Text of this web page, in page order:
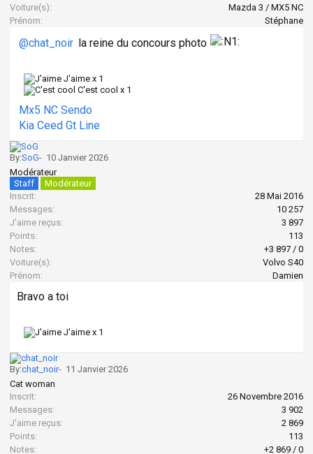
Voiture(s):
Mazda 3 / MX5 NC
Prénom:
Stéphane
@chat_noir la reine du concours photo
J'aime x 1
C'est cool x 1
Mx5 NC Sendo
Kia Ceed Gt Line
By:SoG- 10 Janvier 2026
Modérateur
Staff
Modérateur
Inscrit:
28 Mai 2016
Messages:
10 257
J'aime reçus:
3 897
Points:
113
Notes:
+3 897/ 0
Voiture(s):
Volvo S40
Prénom:
Damien
Bravo a toi
J'aime x 1
By:chat_noir- 11 Janvier 2026
Cat woman
Inscrit:
26 Novembre 2016
Messages:
3 902
J'aime reçus:
2 869
Points:
113
Notes:
+2 869/ 0